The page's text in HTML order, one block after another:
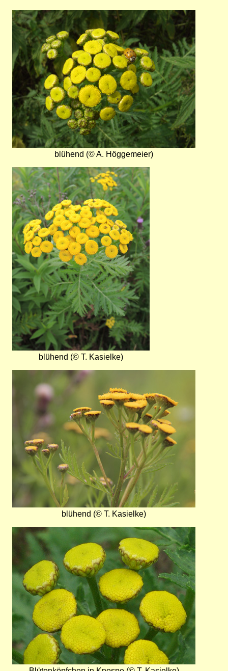
Bild
blühend (© A. Höggemeier)
Bild
blühend (© T. Kasielke)
blühend (© T. Kasielke)
Bild